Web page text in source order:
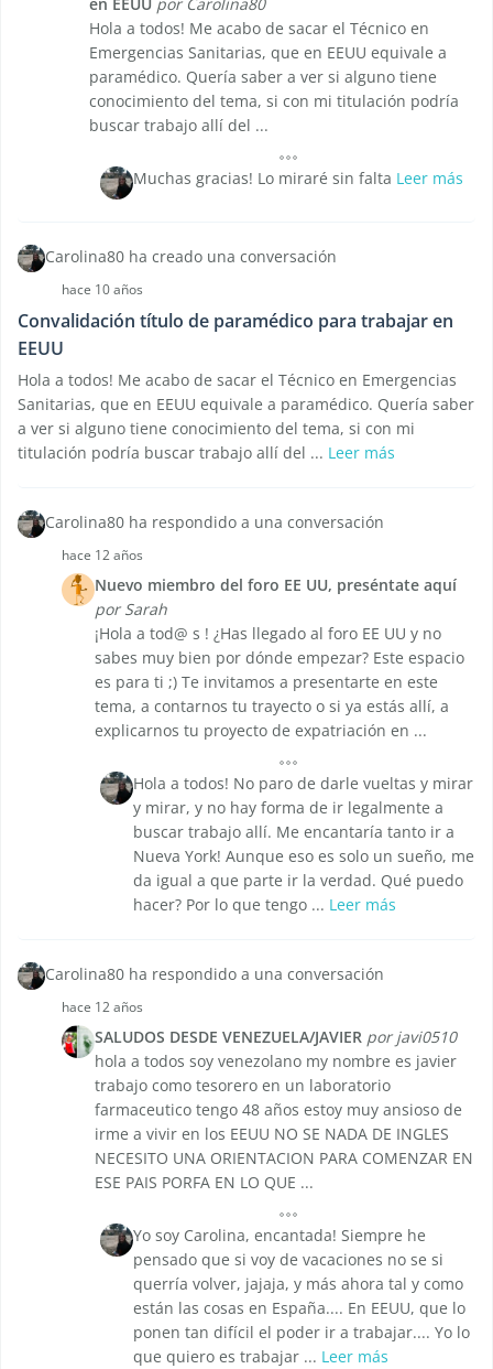
Hola a todos! Me acabo de sacar el Técnico en
Emergencias Sanitarias, que en EEUU equivale a
paramédico. Quería saber a ver si alguno tiene
conocimiento del tema, si con mi titulación podría
buscar trabajo allí del ...
Muchas gracias! Lo miraré sin falta Leer más
Carolina80 ha creado una conversación
hace 10 años
Convalidación título de paramédico para trabajar en
EEUU
Hola a todos! Me acabo de sacar el Técnico en Emergencias
Sanitarias, que en EEUU equivale a paramédico. Quería saber
a ver si alguno tiene conocimiento del tema, si con mi
titulación podría buscar trabajo allí del ... Leer más
Carolina80 ha respondido a una conversación
hace 12 años
Nuevo miembro del foro EE UU, preséntate aquí
por Sarah
¡Hola a tod@ s ! ¿Has llegado al foro EE UU y no
sabes muy bien por dónde empezar? Este espacio
es para ti ;) Te invitamos a presentarte en este
tema, a contarnos tu trayecto o si ya estás allí, a
explicarnos tu proyecto de expatriación en ...
Hola a todos! No paro de darle vueltas y mirar
y mirar, y no hay forma de ir legalmente a
buscar trabajo allí. Me encantaría tanto ir a
Nueva York! Aunque eso es solo un sueño, me
da igual a que parte ir la verdad. Qué puedo
hacer? Por lo que tengo ... Leer más
Carolina80 ha respondido a una conversación
hace 12 años
SALUDOS DESDE VENEZUELA/JAVIER por javi0510
hola a todos soy venezolano my nombre es javier
trabajo como tesorero en un laboratorio
farmaceutico tengo 48 años estoy muy ansioso de
irme a vivir en los EEUU NO SE NADA DE INGLES
NECESITO UNA ORIENTACION PARA COMENZAR EN
ESE PAIS PORFA EN LO QUE ...
Yo soy Carolina, encantada! Siempre he
pensado que si voy de vacaciones no se si
querría volver, jajaja, y más ahora tal y como
están las cosas en España.... En EEUU, que lo
ponen tan difícil el poder ir a trabajar.... Yo lo
que quiero es trabajar ... Leer más